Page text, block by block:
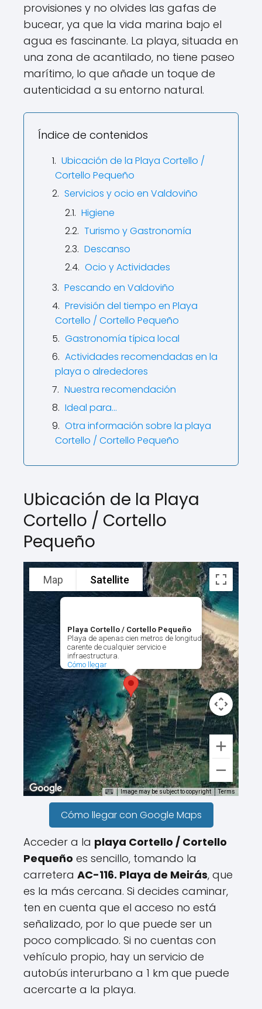
provisiones y no olvides las gafas de
bucear, ya que la vida marina bajo el
agua es fascinante. La playa, situada en
una zona de acantilado, no tiene paseo
marítimo, lo que añade un toque de
autenticidad a su entorno natural.
Índice de contenidos
Ubicación de la Playa Cortello /
Cortello Pequeño
Servicios y ocio en Valdoviño
Higiene
Turismo y Gastronomía
Descanso
Ocio y Actividades
Pescando en Valdoviño
Previsión del tiempo en Playa
Cortello / Cortello Pequeño
Gastronomía típica local
Actividades recomendadas en la
playa o alrededores
Nuestra recomendación
Ideal para…
Otra información sobre la playa
Cortello / Cortello Pequeño
Ubicación de la Playa
Cortello / Cortello
Pequeño
Playa Cortello / Cortello Pequeño
Playa de apenas cien metros de longitud
carente de cualquier servicio e
infraestructura.
Cómo llegar
Map Satellite
Image may be subject to copyright Terms
Cómo llegar con Google Maps
Acceder a la playa Cortello / Cortello
Pequeño es sencillo, tomando la
carretera AC-116. Playa de Meirás, que
es la más cercana. Si decides caminar,
ten en cuenta que el acceso no está
señalizado, por lo que puede ser un
poco complicado. Si no cuentas con
vehículo propio, hay un servicio de
autobús interurbano a 1 km que puede
acercarte a la playa.